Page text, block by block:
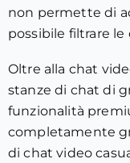
non permette di
possibile filtrare le
Oltre alla chat
stanze di chat di
funzionalità
completamente
di chat video